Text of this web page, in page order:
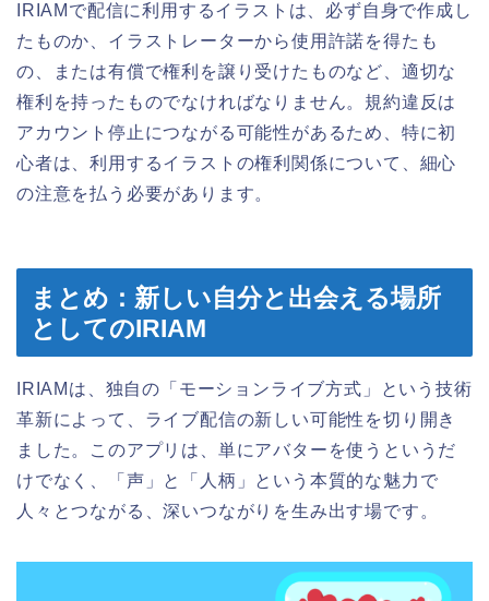
IRIAMで配信に利用するイラストは、必ず自身で作成し
たものか、イラストレーターから使用許諾を得たも
の、または有償で権利を譲り受けたものなど、適切な
権利を持ったものでなければなりません。規約違反は
アカウント停止につながる可能性があるため、特に初
心者は、利用するイラストの権利関係について、細心
の注意を払う必要があります。
まとめ：新しい自分と出会える場所
としてのIRIAM
IRIAMは、独自の「モーションライブ方式」という技術
革新によって、ライブ配信の新しい可能性を切り開き
ました。このアプリは、単にアバターを使うというだ
けでなく、「声」と「人柄」という本質的な魅力で
人々とつながる、深いつながりを生み出す場です。